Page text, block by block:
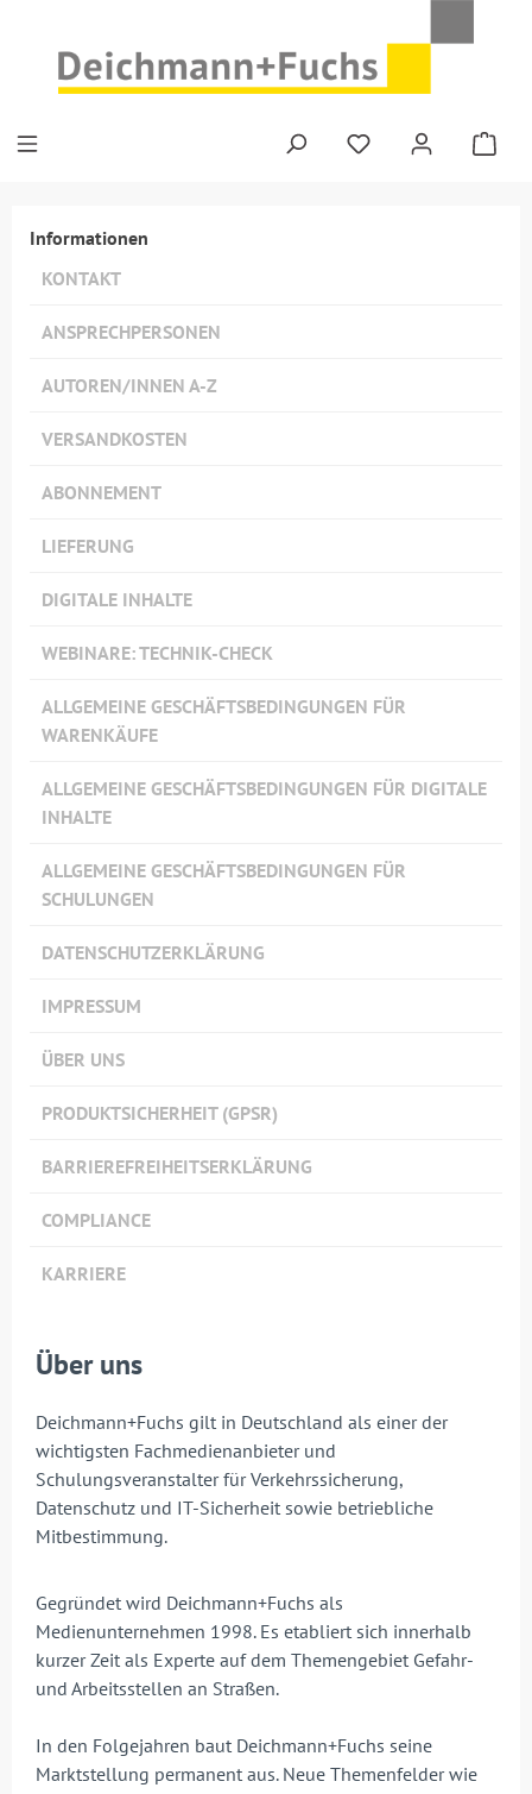
Informationen
KONTAKT
ANSPRECHPERSONEN
AUTOREN/INNEN A-Z
VERSANDKOSTEN
ABONNEMENT
LIEFERUNG
DIGITALE INHALTE
WEBINARE: TECHNIK-CHECK
ALLGEMEINE GESCHÄFTSBEDINGUNGEN FÜR
WARENKÄUFE
ALLGEMEINE GESCHÄFTSBEDINGUNGEN FÜR DIGITALE
INHALTE
ALLGEMEINE GESCHÄFTSBEDINGUNGEN FÜR
SCHULUNGEN
DATENSCHUTZERKLÄRUNG
IMPRESSUM
ÜBER UNS
PRODUKTSICHERHEIT (GPSR)
BARRIEREFREIHEITSERKLÄRUNG
COMPLIANCE
KARRIERE
Über uns
Deichmann+Fuchs gilt in Deutschland als einer der
wichtigsten Fachmedienanbieter und
Schulungsveranstalter für Verkehrssicherung,
Datenschutz und IT-Sicherheit sowie betriebliche
Mitbestimmung.
Gegründet wird Deichmann+Fuchs als
Medienunternehmen 1998. Es etabliert sich innerhalb
kurzer Zeit als Experte auf dem Themengebiet Gefahr-
und Arbeitsstellen an Straßen.
In den Folgejahren baut Deichmann+Fuchs seine
Marktstellung permanent aus. Neue Themenfelder wie